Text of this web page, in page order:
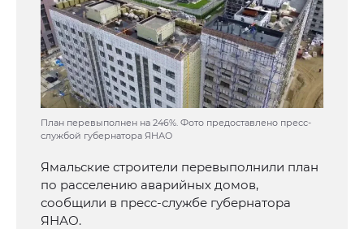
План перевыполнен на 246%. Фото предоставлено пресс-
службой губернатора ЯНАО
Ямальские строители перевыполнили план
по расселению аварийных домов,
сообщили в пресс-службе губернатора
ЯНАО.